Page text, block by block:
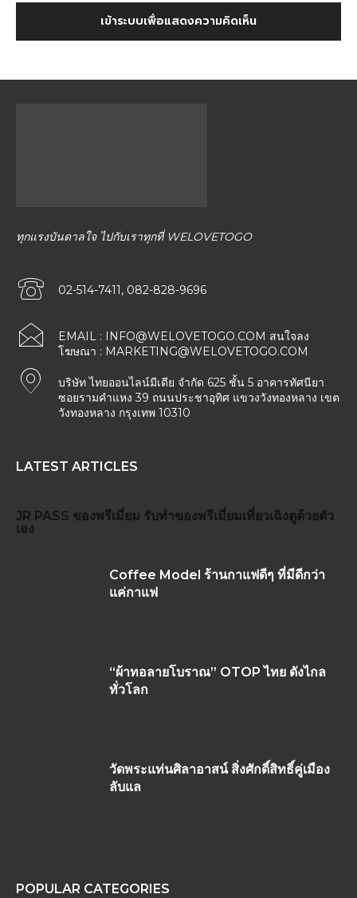
เข้าระบบเพื่อแสดงความคิดเห็น
ทุกแรงบันดาลใจ ไปกับเราทุกที่ WELOVETOGO
02-514-7411, 082-828-9696
EMAIL : INFO@WELOVETOGO.COM สนใจลง
โฆษณา : MARKETING@WELOVETOGO.COM
บริษัท ไทยออนไลน์มีเดีย จำกัด 625 ชั้น 5 อาคารทัศนียา
ซอยรามคำแหง 39 ถนนประชาอุทิศ แขวงวังทองหลาง เขต
วังทองหลาง กรุงเทพ 10310
LATEST ARTICLES
JR PASS ของพรีเมี่ยม รับทำของพรีเมี่ยมเที่ยวเฉิงตูด้วยตัว
เอง
Coffee Model ร้านกาแฟดีๆ ที่มีดีกว่า
แค่กาแฟ
“ผ้าทอลายโบราณ” OTOP ไทย ดังไกล
ทั่วโลก
วัดพระแท่นศิลาอาสน์ สิ่งศักดิ์สิทธิ์คู่เมือง
ลับแล
POPULAR CATEGORIES